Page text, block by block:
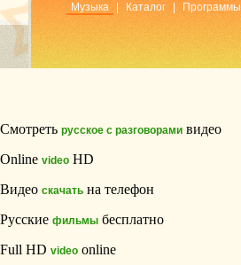
Музыка Каталог Программы
Смотреть русское с разговорами видео
Online video HD
Видео скачать на телефон
Русские фильмы бесплатно
Full HD video online